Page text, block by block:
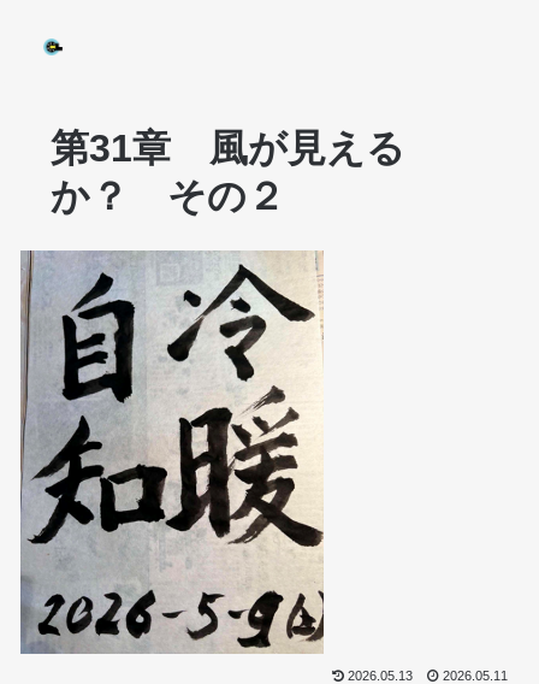
第31章 風が見える
か？ その２
2026.05.13 2026.05.11